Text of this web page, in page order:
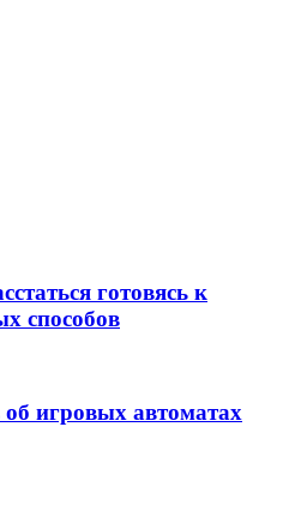
готовясь к
способов
игровых автоматах